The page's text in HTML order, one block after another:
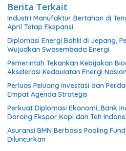
Berita Terkait
Industri Manufaktur Bertahan di
April Tetap Ekspansi
Diplomasi Energi Bahlil di Jepang,
Wujudkan Swasembada Energi
Pemerintah Tekankan Kebijakan
Akselerasi Kedaulatan Energi
Perluas Peluang Investasi dan
Empat Agenda Strategis
Perkuat Diplomasi Ekonomi, Bank
Dorong Ekspor Kopi dan Teh
Asuransi BMN Berbasis Pooling
Diluncurkan